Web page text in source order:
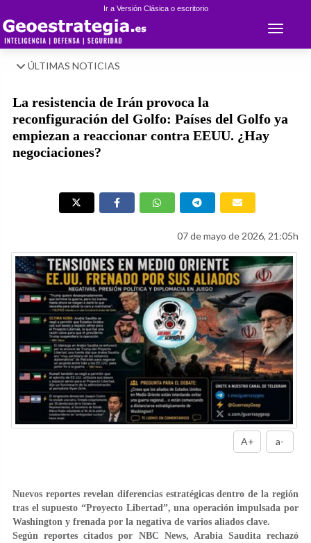
Ir a Versión Clásica o escritorio
Toggle
ÚLTIMAS NOTICIAS
La resistencia de Irán provoca la
reconfiguración del Golfo: Países del Golfo ya
empiezan a reaccionar contra EEUU. ¿Hay
negociaciones?
07 de mayo de 2026, 21:05h
A+ a-
Nuevos reportes revelan diferencias estratégicas dentro de la región
tras el supuesto “Proyecto Libertad”, una operación impulsada por
Washington y frenada por la negativa de varios aliados clave.
Según reportes citados por NBC News, Arabia Saudita rechazó